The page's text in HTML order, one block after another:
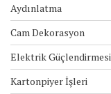
Aydınlatma
Cam Dekorasyon
Elektrik Güçlendirmesi
Kartonpiyer İşleri